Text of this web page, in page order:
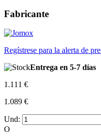
Fabricante
Regístrese para la alerta de
Entrega en 5-7 días
1.111 €
1.089 €
Und:
O